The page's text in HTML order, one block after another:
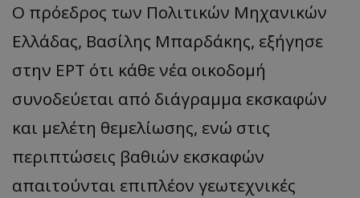
Ο πρόεδρος των Πολιτικών Μηχανικών
Ελλάδας, Βασίλης Μπαρδάκης, εξήγησε
στην ΕΡΤ ότι κάθε νέα οικοδομή
συνοδεύεται από διάγραμμα εκσκαφών
και μελέτη θεμελίωσης, ενώ στις
περιπτώσεις βαθιών εκσκαφών
απαιτούνται επιπλέον γεωτεχνικές